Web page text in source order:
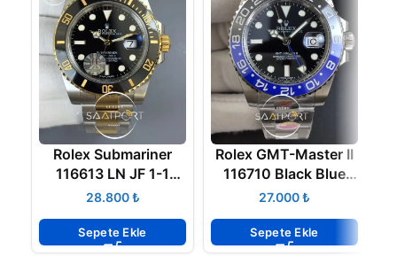
Rolex Submariner
116613 LN JF 1-1
Best Edition Blue Dial
₺
Sepete Ekle
Rolex GMT-Master II
116710 Black Blue
Ceramic 904L Steel
3187 ETA
₺
Sepete Ekle